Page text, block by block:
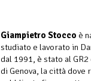
Giampietro Stocco è
studiato e lavorato in
dal 1991, è stato al
di Genova, la città